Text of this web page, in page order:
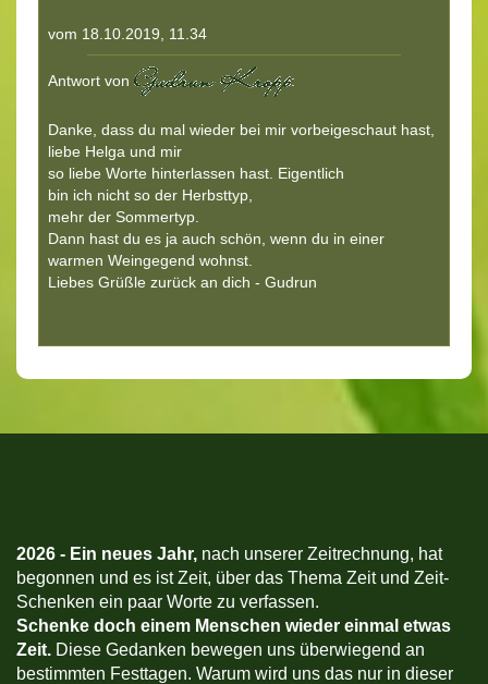
vom 18.10.2019, 11.34
Antwort von :
Danke, dass du mal wieder bei mir vorbeigeschaut hast,
liebe Helga und mir
so liebe Worte hinterlassen hast. Eigentlich
bin ich nicht so der Herbsttyp,
mehr der Sommertyp.
Dann hast du es ja auch schön, wenn du in einer
warmen Weingegend wohnst.
Liebes Grüßle zurück an dich - Gudrun
2026 - Ein neues Jahr, nach unserer Zeitrechnung, hat
begonnen und es ist Zeit, über das Thema Zeit und Zeit-
Schenken ein paar Worte zu verfassen.
Schenke doch einem Menschen wieder einmal etwas
Zeit. Diese Gedanken bewegen uns überwiegend an
bestimmten Festtagen. Warum wird uns das nur in dieser